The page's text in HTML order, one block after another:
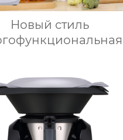
Новый стиль
пищи
robot cucina tm 6
термомиксер t6